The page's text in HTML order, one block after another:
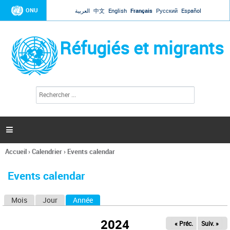
Jump to navigation
ONU العربية 中文 English Français Русский Español
Réfugiés et migrants
l
c
h
e

Vous
ici
Accueil›Calendrier› Events calendar
Events calendar
Mois Jour Année
2024 « Préc. Suiv. »